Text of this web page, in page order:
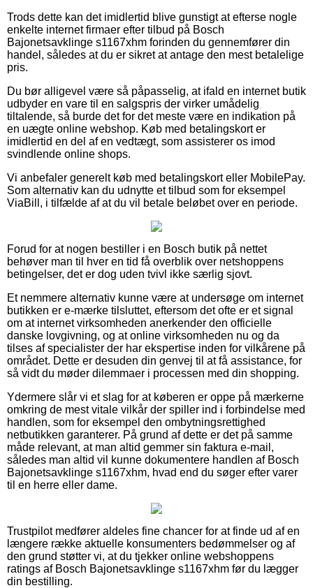
Trods dette kan det imidlertid blive gunstigt at efterse nogle
enkelte internet firmaer efter tilbud på Bosch
Bajonetsavklinge s1167xhm forinden du gennemfører din
handel, således at du er sikret at antage den mest betalelige
pris.
Du bør alligevel være så påpasselig, at ifald en internet butik
udbyder en vare til en salgspris der virker umådelig
tiltalende, så burde det for det meste være en indikation på
en uægte online webshop. Køb med betalingskort er
imidlertid en del af en vedtægt, som assisterer os imod
svindlende online shops.
Vi anbefaler generelt køb med betalingskort eller MobilePay.
Som alternativ kan du udnytte et tilbud som for eksempel
ViaBill, i tilfælde af at du vil betale beløbet over en periode.
Forud for at nogen bestiller i en Bosch butik på nettet
behøver man til hver en tid få overblik over netshoppens
betingelser, det er dog uden tvivl ikke særlig sjovt.
Et nemmere alternativ kunne være at undersøge om internet
butikken er e-mærke tilsluttet, eftersom det ofte er et signal
om at internet virksomheden anerkender den officielle
danske lovgivning, og at online virksomheden nu og da
tilses af specialister der har ekspertise inden for vilkårene på
området. Dette er desuden din genvej til at få assistance, for
så vidt du møder dilemmaer i processen med din shopping.
Ydermere slår vi et slag for at køberen er oppe på mærkerne
omkring de mest vitale vilkår der spiller ind i forbindelse med
handlen, som for eksempel den ombytningsrettighed
netbutikken garanterer. På grund af dette er det på samme
måde relevant, at man altid gemmer sin faktura e-mail,
således man altid vil kunne dokumentere handlen af Bosch
Bajonetsavklinge s1167xhm, hvad end du søger efter varer
til en herre eller dame.
Trustpilot medfører aldeles fine chancer for at finde ud af en
længere række aktuelle konsumenters bedømmelser og af
den grund støtter vi, at du tjekker online webshoppens
ratings af Bosch Bajonetsavklinge s1167xhm før du lægger
din bestilling.